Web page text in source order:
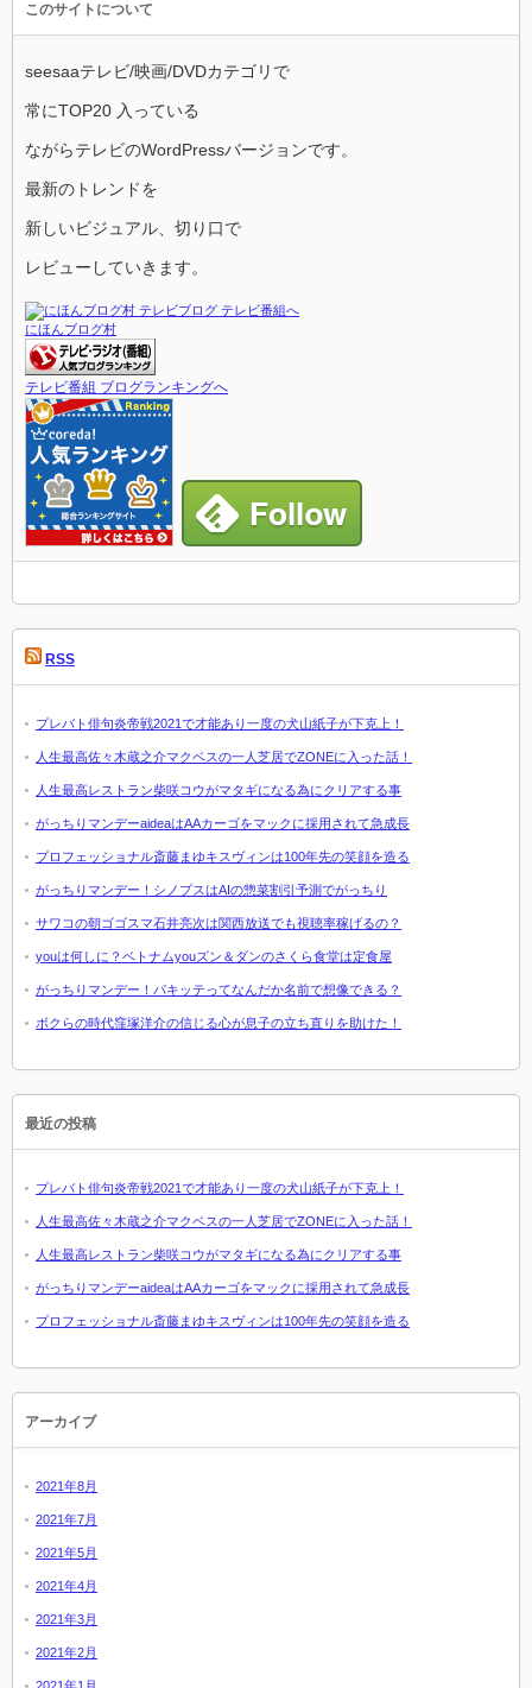
このサイトについて
seesaaテレビ/映画/DVDカテゴリで
常にTOP20 入っている
ながらテレビのWordPressバージョンです。
最新のトレンドを
新しいビジュアル、切り口で
レビューしていきます。
にほんブログ村
テレビ番組 ブログランキングへ
RSS
プレバト俳句炎帝戦2021で才能あり一度の犬山紙子が下克上！
人生最高佐々木蔵之介マクベスの一人芝居でZONEに入った話！
人生最高レストラン柴咲コウがマタギになる為にクリアする事
がっちりマンデーaideaはAAカーゴをマックに採用されて急成長
プロフェッショナル斎藤まゆキスヴィンは100年先の笑顔を造る
がっちりマンデー！シノプスはAIの惣菜割引予測でがっちり
サワコの朝ゴゴスマ石井亮次は関西放送でも視聴率稼げるの？
youは何しに？ベトナムyouズン＆ダンのさくら食堂は定食屋
がっちりマンデー！パキッテってなんだか名前で想像できる？
ボクらの時代窪塚洋介の信じる心が息子の立ち直りを助けた！
最近の投稿
プレバト俳句炎帝戦2021で才能あり一度の犬山紙子が下克上！
人生最高佐々木蔵之介マクベスの一人芝居でZONEに入った話！
人生最高レストラン柴咲コウがマタギになる為にクリアする事
がっちりマンデーaideaはAAカーゴをマックに採用されて急成長
プロフェッショナル斎藤まゆキスヴィンは100年先の笑顔を造る
アーカイブ
2021年8月
2021年7月
2021年5月
2021年4月
2021年3月
2021年2月